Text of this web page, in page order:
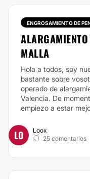
ENGROSAMIENTO DE
MALLA
Hola a todos, soy
bastante sobre
operado de
Valencia. De
empiezo a estar
LO
Loox
25 comentarios